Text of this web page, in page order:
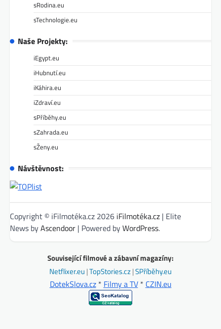
sRodina.eu
sTechnologie.eu
Naše Projekty:
iEgypt.eu
iHubnutí.eu
iKáhira.eu
iZdraví.eu
sPříběhy.eu
sZahrada.eu
sŽeny.eu
Návštěvnost:
Copyright © iFilmotéka.cz 2026 iFilmotéka.cz | Elite
News byAscendoor | Powered byWordPress.
Související filmové a zábavní magazíny:
Netflixer.eu |TopStories.cz|SPříběhy.eu
DotekSlova.cz* Filmy a TV* CZIN.eu